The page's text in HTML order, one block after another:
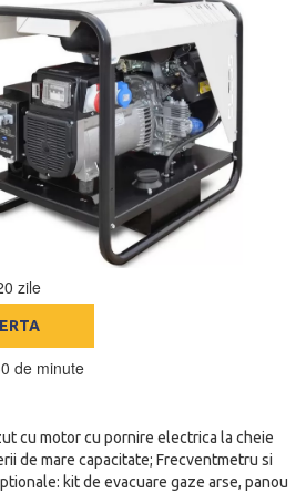
zile
de minute
cu motor cu pornire electrica la cheie
de mare capacitate; Frecventmetru si
kit de evacuare gaze arse, panou